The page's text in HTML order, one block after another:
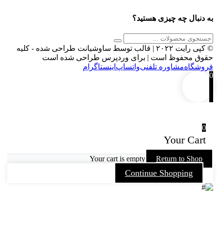
به دنبال چه چیزی هستید؟
© کپی رایت ۲۰۲۲ | قالب توسط ساوشیانت طراحی شده - کلیه
حقوق محفوظ است | برای وردپرس طراحی شده است
فروشگاهمشاوره تلفنیواتساپ اینستاگرام‎
0
0
Your Cart
Your cart is empty Return to Shop
Continue Shopping